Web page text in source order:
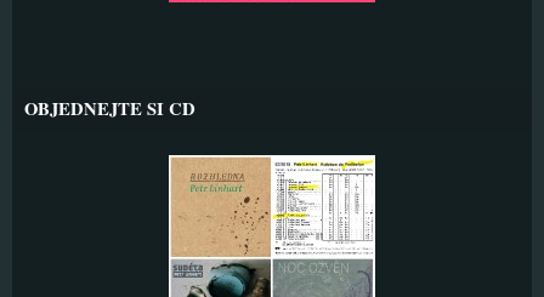
OBJEDNEJTE SI CD